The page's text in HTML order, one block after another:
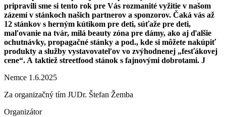
pripravili sme si tento rok pre Vás rozmanité vyžitie v našom
zázemí v stánkoch našich partnerov a sponzorov. Čaká vás až
12 stánkov s herným kútikom pre deti, súťaže pre deti,
maľovanie na tvár, milá beauty zóna pre dámy, ako aj ďalšie
ochutnávky, propagačné stánky a pod., kde si môžete nakúpiť
produkty a služby vystavovateľov vo zvýhodnenej „fesťákovej
cene“. A taktiež streetfood stánok s fajnovými dobrotami. J
Nemce 1.6.2025
Za organizačný tím JUDr. Štefan Žemba
Organizátor